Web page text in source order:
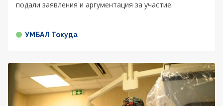
подали заявления и аргументация за участие.
УМБАЛ Токуда